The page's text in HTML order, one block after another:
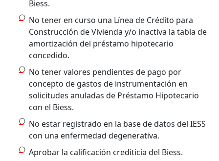
Biess.
No tener en curso una Línea de Crédito para
Construcción de Vivienda y/o inactiva la tabla de
amortización del préstamo hipotecario
concedido.
No tener valores pendientes de pago por
concepto de gastos de instrumentación en
solicitudes anuladas de Préstamo Hipotecario
con el Biess.
No estar registrado en la base de datos del IESS
con una enfermedad degenerativa.
Aprobar la calificación crediticia del Biess.